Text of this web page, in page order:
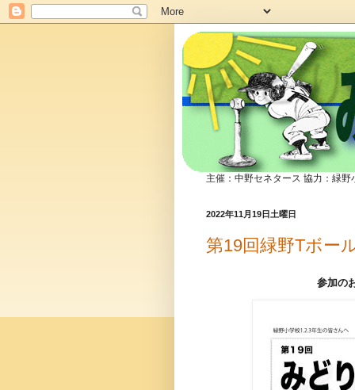
みど
主催：中野セネタース 協力：緑
2022年11月19日土曜日
第19回緑野Tボー
参加の